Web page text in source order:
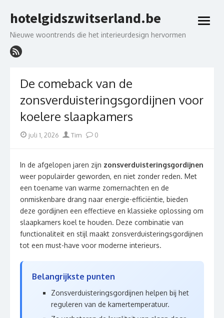
to
hotelgidszwitserland.be
Nieuwe woontrends die het interieurdesign hervormen
open
De comeback van de
zonsverduisteringsgordijnen voor
koelere slaapkamers
Posted
juli 1, 2026 Author
Tim 0
In de afgelopen jaren zijn zonsverduisteringsgordijnen
weer populairder geworden, en niet zonder reden. Met
een toename van warme zomernachten en de
onmiskenbare drang naar energie-efficiëntie, bieden
deze gordijnen een effectieve en klassieke oplossing om
slaapkamers koel te houden. Deze combinatie van
functionaliteit en stijl maakt zonsverduisteringsgordijnen
tot een must-have voor moderne interieurs.
Belangrijkste punten
Zonsverduisteringsgordijnen helpen bij het
reguleren van de kamertemperatuur.